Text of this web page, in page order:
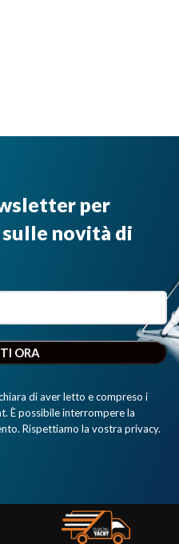
per
novità di
di aver letto e compreso i
È possibile interrompere la
Rispettiamo la vostra privacy.